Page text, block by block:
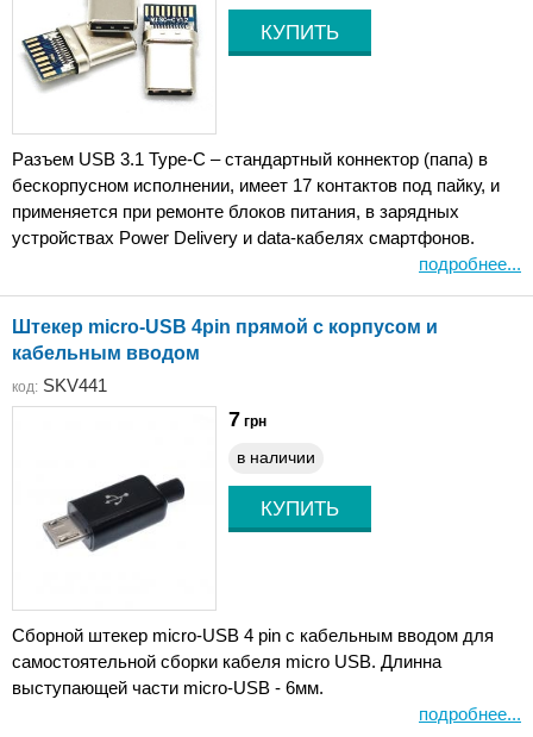
Разъем USB 3.1 Type-C – стандартный коннектор (папа) в
бескорпусном исполнении, имеет 17 контактов под пайку, и
применяется при ремонте блоков питания, в зарядных
устройствах Power Delivery и data-кабелях смартфонов.
подробнее...
Штекер micro-USB 4pin прямой с корпусом и
кабельным вводом
код: SKV441
7 грн
в наличии
Сборной штекер micro-USB 4 pin с кабельным вводом для
самостоятельной сборки кабеля micro USB. Длинна
выступающей части micro-USB - 6мм.
подробнее...